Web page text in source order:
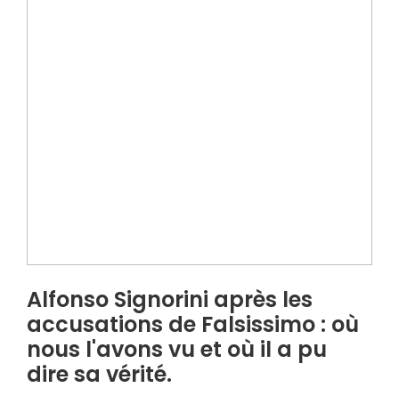
Alfonso Signorini après les
accusations de Falsissimo : où
nous l'avons vu et où il a pu
dire sa vérité.